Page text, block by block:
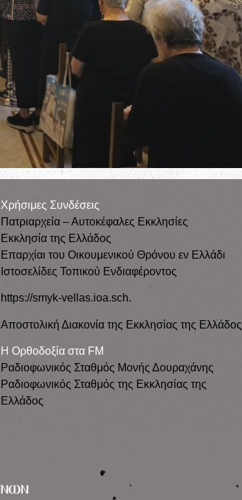
Χρήσιμες Συνδέσεις
Πατριαρχεία – Αυτοκέφαλες Εκκλησίες
Εκκλησία της Ελλάδος
Επαρχίαι του Οικουμενικού Θρόνου εν Ελλάδι
Ιστοσελίδες Τοπικού Ενδιαφέροντος
https://smyk-vellas.ioa.sch.
Αποστολική Διακονία της Εκκλησίας της Ελλάδος
Η Ορθοδοξία στα FM
Ραδιοφωνικός Σταθμός Μονής Δουραχάνης
Ραδιοφωνικός Σταθμός της Εκκλησίας της
Ελλάδος